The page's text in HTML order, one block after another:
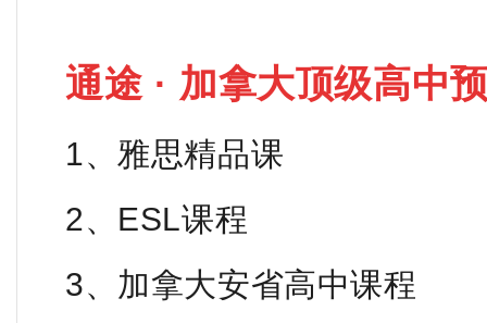
通途 · 加拿大顶级高中
1、雅思精品课
2、ESL课程
3、加拿大安省高中课程